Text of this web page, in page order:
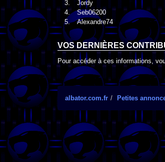
3.
Jordy
4.
Seb06200
5.
Alexandre74
VOS DERNIÈRES
Pour accéder à ces informations,
albator.com.fr Petites